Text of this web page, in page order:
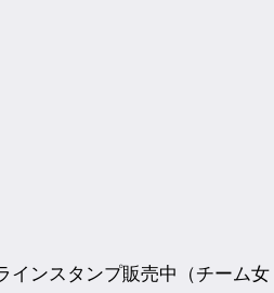
ンスタンプ販売中（チーム女